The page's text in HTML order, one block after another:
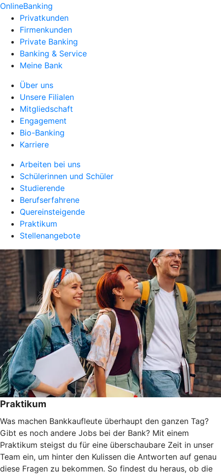
OnlineBanking
Privatkunden
Firmenkunden
Private Banking
Banking & Service
Meine Bank
Über uns
Unsere Filialen
Mitgliedschaft
Engagement
Bio-Banking
Karriere
Arbeiten bei uns
Schülerinnen und Schüler
Studierende
Berufserfahrene
Quereinsteigende
Praktikum
Stellenangebote
Praktikum
Was machen Bankkaufleute überhaupt den ganzen Tag?
Gibt es noch andere Jobs bei der Bank? Mit einem
Praktikum steigst du für eine überschaubare Zeit in unser
Team ein, um hinter den Kulissen die Antworten auf genau
diese Fragen zu bekommen. So findest du heraus, ob die